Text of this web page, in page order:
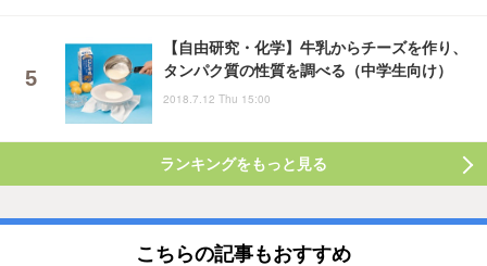
【自由研究・化学】牛乳からチーズを作り、
タンパク質の性質を調べる（中学生向け）
2018.7.12 Thu 15:00
ランキングをもっと見る
こちらの記事もおすすめ